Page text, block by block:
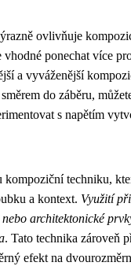
ovlivňuje
ponechat více
a vyváženější
do záběru,
s napětím
kompoziční techniku,
a kontext. Využití
architektonické
. Tato technika zároveň
efekt na